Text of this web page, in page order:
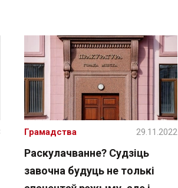
Раскулачванне? Судзіць
завочна будуць не толькі
Грамадства 29.11.2022